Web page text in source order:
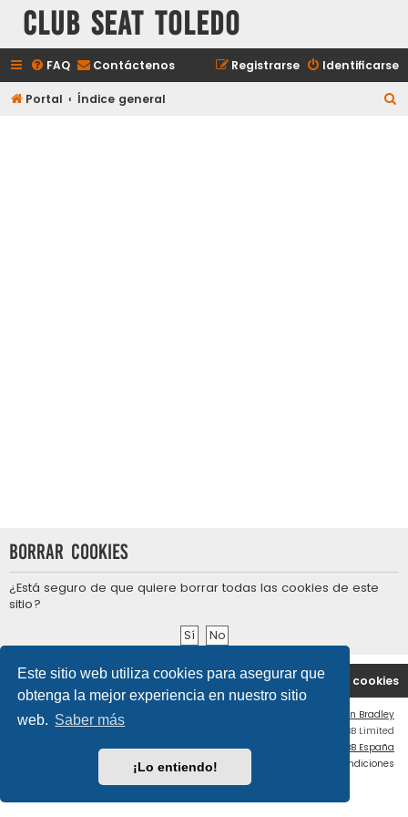
Este sitio web utiliza cookies para asegurar que
obtenga la mejor experiencia en nuestro sitio
web. Saber más
¡Lo entiendo!
Club Seat Toledo
FAQ Contáctenos Identificarse
Registrarse
Portal Índice general
Borrar cookies
¿Está seguro de que quiere borrar todas las cookies de este
sitio?
Portal Índice general Borrar cookies
Contáctenos
Ian Bradley
Desarrollado por
® Forum Software © phpBB Limited
Traducción al español por
phpBB España
Condiciones